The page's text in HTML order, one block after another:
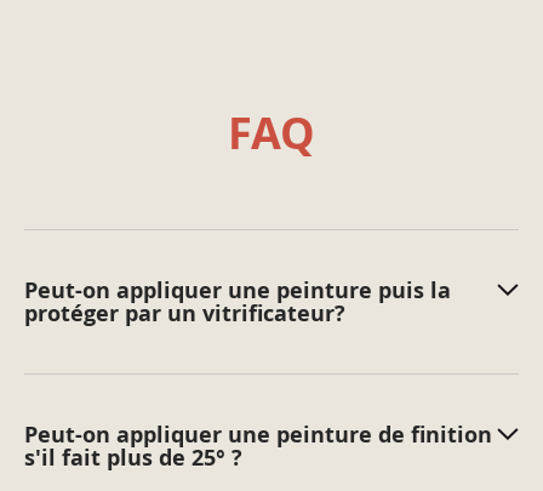
Le coloris définitif de la peinture s’apprécie après séchage
En cas d’utilisation de plusieurs lots, il est préférable
les pots entre eux avant application.
Appliquez la peinture entre 12°C et 25°C et évitez les
pas sur votre travail en cours de séchage.
FAQ
Peut-on appliquer une peinture puis la
protéger par un vitrificateur?
Peut-on appliquer une peinture de finition
s'il fait plus de 25° ?